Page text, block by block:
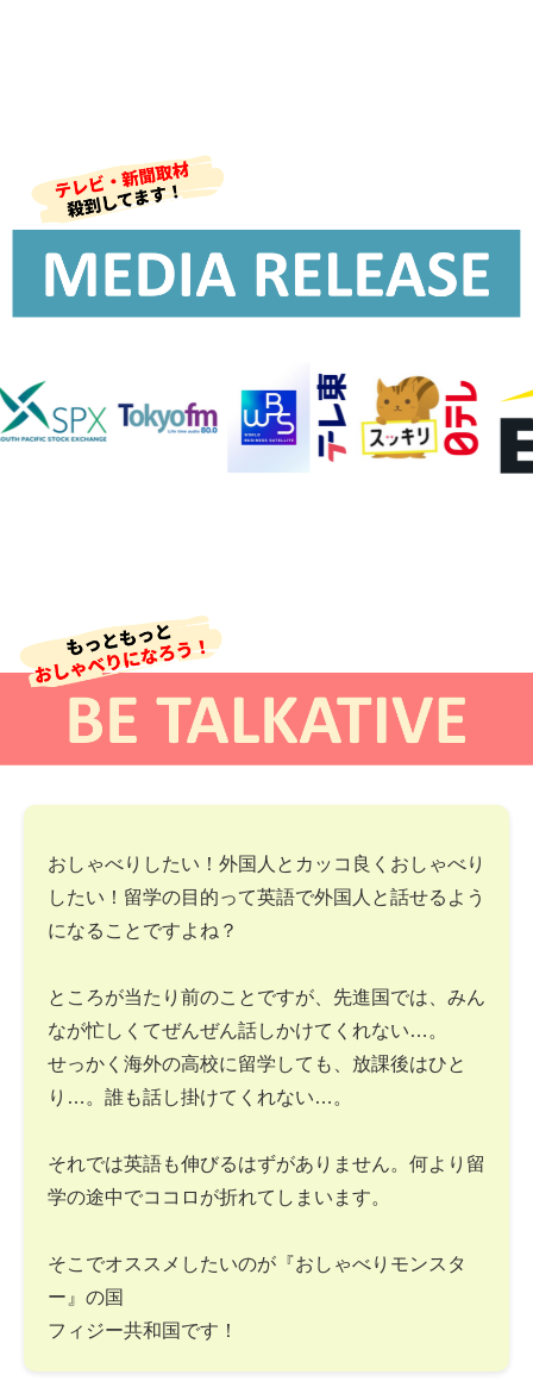
おしゃべりしたい！外国人とカッコ良くおしゃべり
したい！留学の目的って英語で外国人と話せるよう
になることですよね？
ところが当たり前のことですが、先進国では、みん
なが忙しくてぜんぜん話しかけてくれない…。
せっかく海外の高校に留学しても、放課後はひと
り…。誰も話し掛けてくれない…。
それでは英語も伸びるはずがありません。何より留
学の途中でココロが折れてしまいます。
そこでオススメしたいのが『おしゃべりモンスタ
ー』の国
フィジー共和国です！